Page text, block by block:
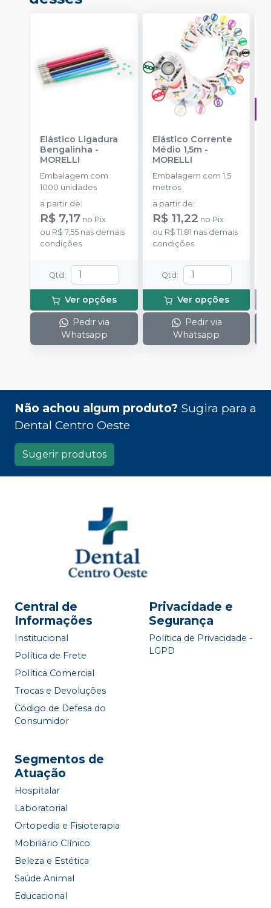
Elástico Ligadura
Bengalinha -
MORELLI
Embalagem com
1000 unidades
a partir de:
R$ 7,17 no Pix
ou R$ 7,55 nas demais
condições
Qtd :
Ver opções
Pedir via
Whatsapp
Elástico Corrente
Médio 1,5m-
MORELLI
Embalagem com 1,5
metros
a partir de:
R$ 11,22 no Pix
ou R$ 11,81 nas demais
condições
Qtd :
Ver opções
Pedir via
Whatsapp
Não achou algum produto? Sugira para a
Dental Centro Oeste
Sugerir produtos
Central de
Informações
Institucional
Política de Frete
Política Comercial
Trocas e Devoluções
Código de Defesa do
Consumidor
Privacidade e
Segurança
Política de Privacidade -
LGPD
Segmentos de
Atuação
Hospitalar
Laboratorial
Ortopedia e Fisioterapia
Mobiliário Clínico
Beleza e Estética
Saúde Animal
Educacional